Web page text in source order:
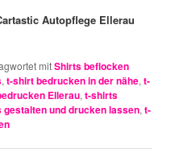
Autopflege Ellerau
mitShirts beflocken
,t-shirt bedrucken in der nähe,t-
Ellerau,t-shirts
gestalten und drucken lassen,t-